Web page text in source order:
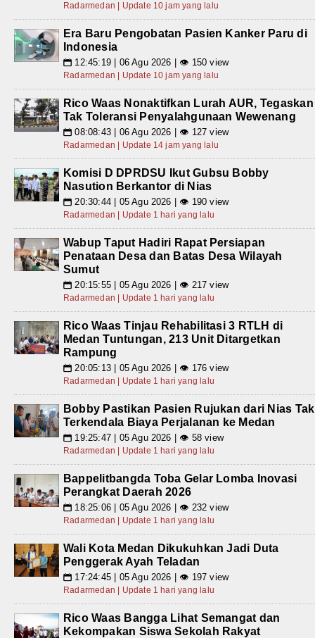
Radarmedan | Update 10 jam yang lalu
Era Baru Pengobatan Pasien Kanker Paru di
Indonesia
📅 12:45:19 | 06 Agu 2026 | 👁 150 view
Radarmedan | Update 10 jam yang lalu
Rico Waas Nonaktifkan Lurah AUR, Tegaskan
Tak Toleransi Penyalahgunaan Wewenang
📅 08:08:43 | 06 Agu 2026 | 👁 127 view
Radarmedan | Update 14 jam yang lalu
Komisi D DPRDSU Ikut Gubsu Bobby
Nasution Berkantor di Nias
📅 20:30:44 | 05 Agu 2026 | 👁 190 view
Radarmedan | Update 1 hari yang lalu
Wabup Taput Hadiri Rapat Persiapan
Penataan Desa dan Batas Desa Wilayah
Sumut
📅 20:15:55 | 05 Agu 2026 | 👁 217 view
Radarmedan | Update 1 hari yang lalu
Rico Waas Tinjau Rehabilitasi 3 RTLH di
Medan Tuntungan, 213 Unit Ditargetkan
Rampung
📅 20:05:13 | 05 Agu 2026 | 👁 176 view
Radarmedan | Update 1 hari yang lalu
Bobby Pastikan Pasien Rujukan dari Nias Tak
Terkendala Biaya Perjalanan ke Medan
📅 19:25:47 | 05 Agu 2026 | 👁 58 view
Radarmedan | Update 1 hari yang lalu
Bappelitbangda Toba Gelar Lomba Inovasi
Perangkat Daerah 2026
📅 18:25:06 | 05 Agu 2026 | 👁 232 view
Radarmedan | Update 1 hari yang lalu
Wali Kota Medan Dikukuhkan Jadi Duta
Penggerak Ayah Teladan
📅 17:24:45 | 05 Agu 2026 | 👁 197 view
Radarmedan | Update 1 hari yang lalu
Rico Waas Bangga Lihat Semangat dan
Kekompakan Siswa Sekolah Rakyat